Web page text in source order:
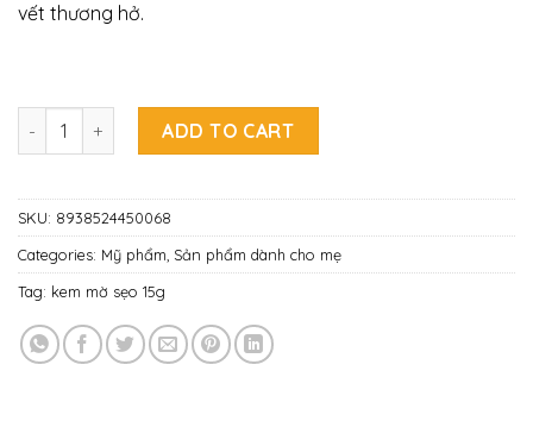
vết thương hở.
Kem mờ sẹo Dr. Celine C-Section Scars and Stretch Marks
ADD TO CART
SKU: 8938524450068
Categories: Mỹ phẩm Sản phẩm dành cho mẹ
Tag: kem mờ sẹo 15g